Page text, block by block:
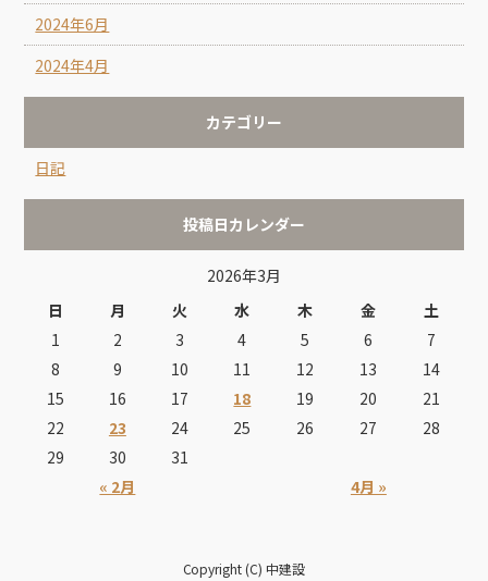
2024年6月
2024年4月
カテゴリー
日記
投稿日カレンダー
2026年3月
日
月 火 水 木 金 土
« 2月 4月 »
1 2 3 4 5 6
7
8
9 10 11 12 13
14
15
16 17 18 19 20
21
22
23 24 25 26 27
28
29
30 31
Copyright (C) 中建設